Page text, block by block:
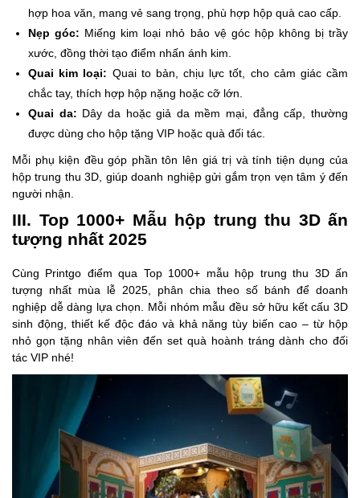
hợp hoa văn, mang vẻ sang trọng, phù hợp hộp quà cao cấp.
Nẹp góc: Miếng kim loại nhỏ bảo vệ góc hộp không bị trầy
xước, đồng thời tạo điểm nhấn ánh kim.
Quai kim loại: Quai to bản, chịu lực tốt, cho cảm giác cầm
chắc tay, thích hợp hộp nặng hoặc cỡ lớn.
Quai da: Dây da hoặc giả da mềm mại, đẳng cấp, thường
được dùng cho hộp tặng VIP hoặc quà đối tác.
Mỗi phụ kiện đều góp phần tôn lên giá trị và tính tiện dụng của
hộp trung thu 3D, giúp doanh nghiệp gửi gắm trọn vẹn tâm ý đến
người nhận.
III. Top 1000+ Mẫu hộp trung thu 3D ấn
tượng nhất 2025
Cùng Printgo điểm qua Top 1000+ mẫu hộp trung thu 3D ấn
tượng nhất mùa lễ 2025, phân chia theo số bánh để doanh
nghiệp dễ dàng lựa chọn. Mỗi nhóm mẫu đều sở hữu kết cấu 3D
sinh động, thiết kế độc đáo và khả năng tùy biến cao – từ hộp
nhỏ gọn tặng nhân viên đến set quà hoành tráng dành cho đối
tác VIP nhé!